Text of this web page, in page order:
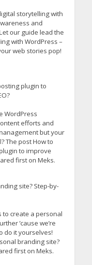
storytelling with
and
our guide lead the
with WordPress –
web stories pop!
plugin to
WordPress
efforts and
but your
The post How to
to improve
first on Meks.
site? Step-by-
create a personal
’cause we’re
do it yourselves!
branding site?
first on Meks.